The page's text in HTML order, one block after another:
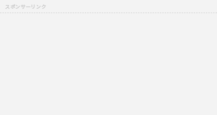
・一方的な誹謗中傷の内容は掲載いたしかねます。